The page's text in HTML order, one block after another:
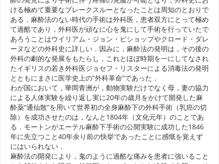
ける極めて重要なブレークスルーとなったことは周知のとおりで
ある．麻酔法のない時代の手術は外科医，患者双方にとって極め
て過酷であり，外科医が頑なに心を鬼にして手術を行っていたで
あろうことはウイリアム・ジョン・ビショップやクロード・ダレ
ーヌなどの外科史に詳しい．因みに，麻酔法の発明は，その後の
外科の劇的な発展をもたらし，これとほぼ時期を一にしてなされ
たイギリスの若き外科医ジョセフ・リスターによる消毒法の発明
とともにまさに医学史上の“外科革命”であった．
わが国において，華岡青洲が，動物実験だけでなく母，妻の協力
による人体実験を繰り返し実に20年の歳月をかけて開発した麻
酔薬“通仙散”を用いて世界初の全身麻酔下の外科手術（乳癌の切
除）を成功させたのは，なんと1804年（文化元年）のことであ
る．モートンがエーテル麻酔下手術の公開実験に成功した1846
年に先立つこと40年余り前の快挙であったことに感慨を覚えず
にはいられない．
麻酔法の開発により，鬼のように過酷な痛みを患者に強いること